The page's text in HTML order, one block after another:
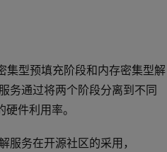
集型预填充阶段和内存密集型解
务通过将两个阶段分离到不同
件利用率。
务在开源社区的采用，